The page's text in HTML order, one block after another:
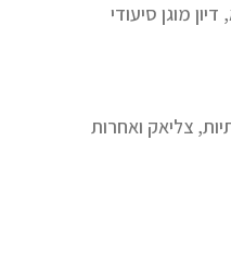
מוגן סיעודי
צליאק ואחרות